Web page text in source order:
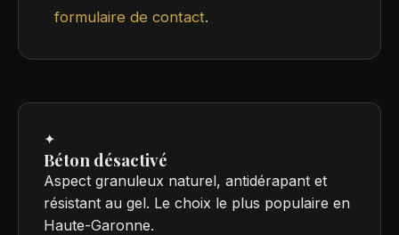
formulaire de contact.
✦
Béton désactivé
Aspect granuleux naturel, antidérapant et
résistant au gel. Le choix le plus populaire en
Haute-Garonne.